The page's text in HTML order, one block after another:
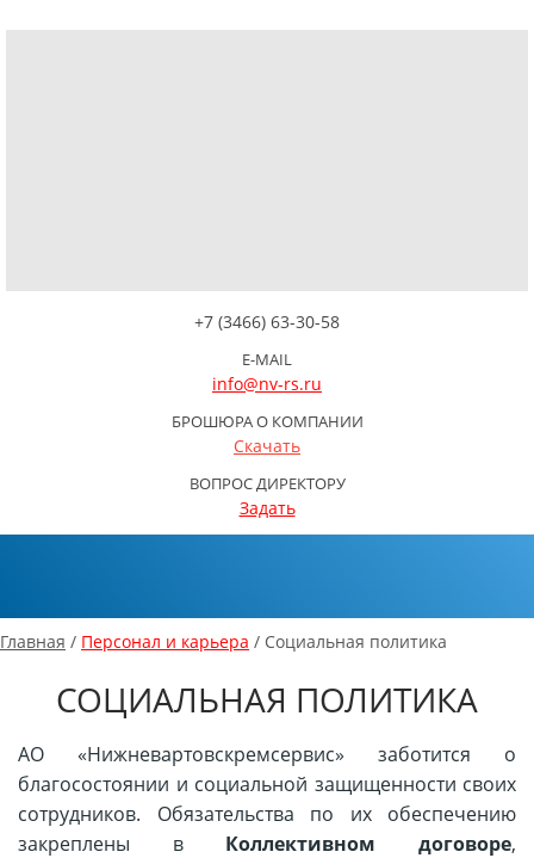
+7 (3466) 63-30-58
E-MAIL
info@nv-rs.ru
БРОШЮРА О КОМПАНИИ
Скачать
ВОПРОС ДИРЕКТОРУ
Задать
Главная / Персонал и карьера / Социальная политика
СОЦИАЛЬНАЯ ПОЛИТИКА
АО «Нижневартовскремсервис» заботится о
благосостоянии и социальной защищенности своих
сотрудников. Обязательства по их обеспечению
закреплены в Коллективном договоре,